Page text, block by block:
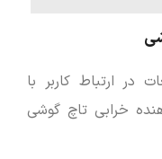
در ارتباط کاربر با
خرابی تاچ گوشی